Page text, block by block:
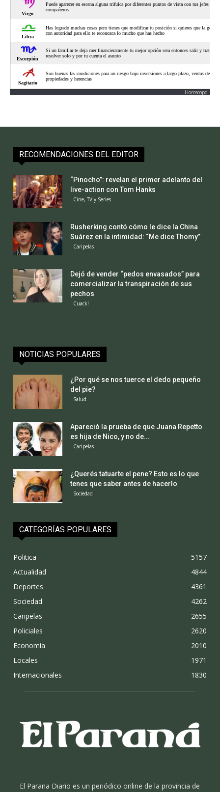
Horoscopo
RECOMENDACIONES DEL EDITOR
“Pinocho”: revelan el primer adelanto del
live-action con Tom Hanks
Cine, TV y Series
Rusherking contó cómo le dice la China
Suárez en la intimidad: “Me dice Thomy”
Caripelas
Dejó de vender “pedos envasados” para
comercializar la transpiración de sus
pechos
Cuack!
NOTICIAS POPULARES
¿Por qué se nos tuerce el dedo pequeño
del pie?
Salud
Apareció la prueba de que Juana Repetto
es hija de Nico, y no de...
Caripelas
¿Querés tatuarte el pene? Esto es lo que
tenes que saber antes de hacerlo
Sociedad
CATEGORÍAS POPULARES
Politica
5157
Actualidad
4844
Deportes
4361
Sociedad
4262
Caripelas
2655
Policiales
2620
Economia
2010
Locales
1971
Internacionales
1830
El Parana Diario es un periódico online de la provincia de